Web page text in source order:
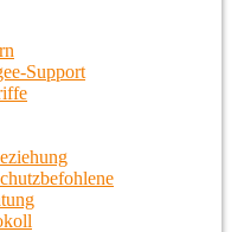
Support